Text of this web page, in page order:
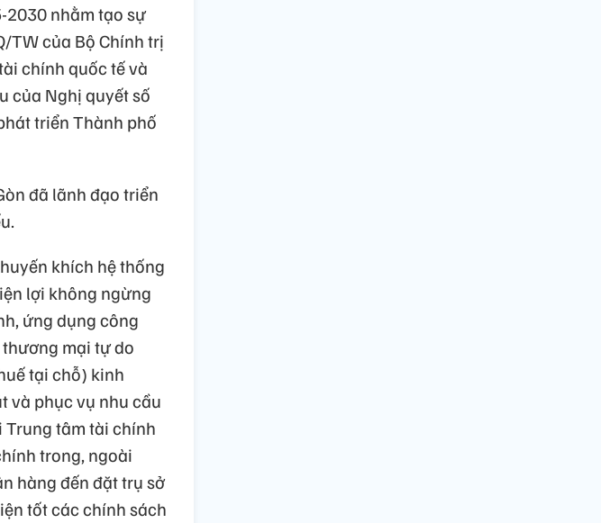
2030 nhằm tạo sự
TW của Bộ Chính trị
chính quốc tế và
của Nghị quyết số
triển Thành phố
đã lãnh đạo triển
khích hệ thống
lợi không ngừng
ứng dụng công
mại tự do
tại chỗ) kinh
và phục vụ nhu cầu
Trung tâm tài chính
trong, ngoài
hàng đến đặt trụ sở
tốt các chính sách